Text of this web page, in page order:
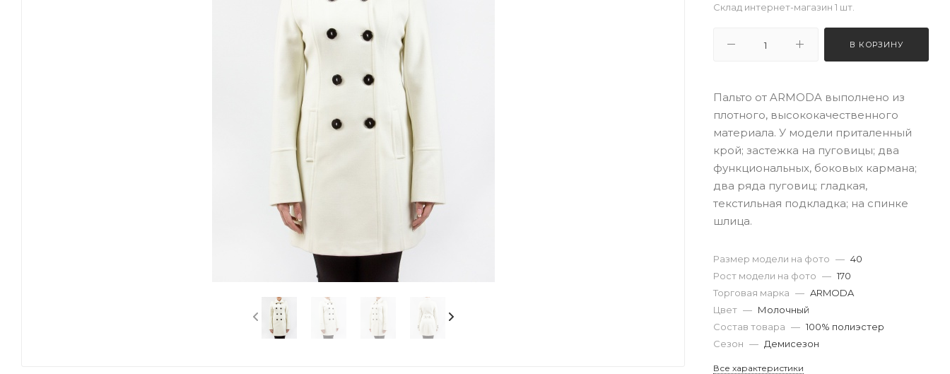
Склад интернет-магазин 1 шт.
В КОРЗИНУ
Пальто от ARMODA выполнено из
плотного, высококачественного
материала. У модели приталенный
крой; застежка на пуговицы; два
функциональных, боковых кармана;
два ряда пуговиц; гладкая,
текстильная подкладка; на спинке
шлица.
Размер модели на фото — 40
Рост модели на фото — 170
Торговая марка — ARMODA
Цвет — Молочный
Состав товара — 100% полиэстер
Сезон — Демисезон
Все характеристики